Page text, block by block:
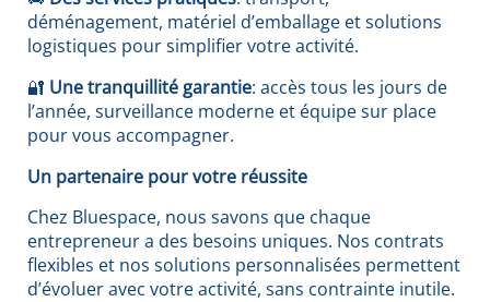
déménagement, matériel d’emballage et solutions
logistiques pour simplifier votre activité.
🔐 Une tranquillité garantie: accès tous les jours de
l’année, surveillance moderne et équipe sur place
pour vous accompagner.
Un partenaire pour votre réussite
Chez Bluespace, nous savons que chaque
entrepreneur a des besoins uniques. Nos contrats
flexibles et nos solutions personnalisées permettent
d’évoluer avec votre activité, sans contrainte inutile.